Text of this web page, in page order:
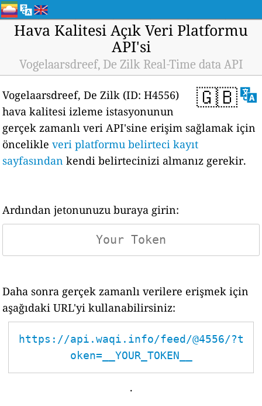
Hava Kalitesi Açık Veri Platformu
API'si
Vogelaarsdreef, De Zilk Real-Time data API
🇬🇧
Vogelaarsdreef, De Zilk (ID: H4556)
hava kalitesi izleme istasyonunun
gerçek zamanlı veri API'sine erişim sağlamak için
öncelikleveri platformu belirteci kayıt
sayfasından kendi belirtecinizi almanız gerekir.
Ardından jetonunuzu buraya girin:
Daha sonra gerçek zamanlı verilere erişmek için
aşağıdaki URL'yi kullanabilirsiniz:
https://api.waqi.info/feed/@4556/?t
oken=__YOUR_TOKEN__
.